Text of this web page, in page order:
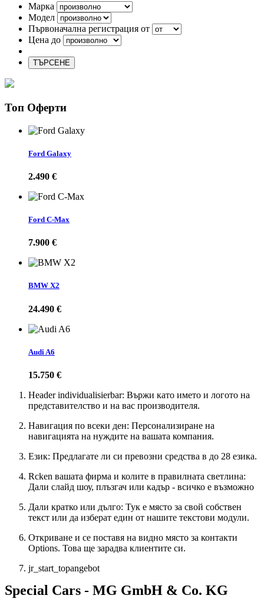
Марка
Модел
Първоначална регистрация от
Цена до
ТЪРСЕНЕ
Топ Оферти
Ford Galaxy
2.490 €
Ford C-Max
7.900 €
BMW X2
24.490 €
Audi A6
15.750 €
Header individualisierbar: Вържи като името и логото на
представителство и на вас производителя.
Навигация по всеки ден: Персонализиране на
навигацията на нуждите на вашата компания.
Език: Предлагате ли си превозни средства в до 28 езика.
Rcken вашата фирма и колите в правилната светлина:
Дали слайд шоу, плъзгач или кадър - всичко е възможно
Дали кратко или дълго: Тук е място за свой собствен
текст или да изберат един от нашите текстови модули.
Откриване и се поставя на видно място за контакти
Options. Това ще зарадва клиентите си.
jr_start_topangebot
Special Cars - MG GmbH & Co. KG